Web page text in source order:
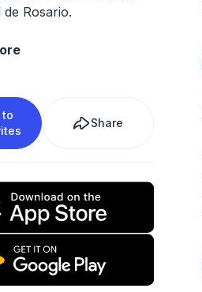
de Rosario.
to
Share